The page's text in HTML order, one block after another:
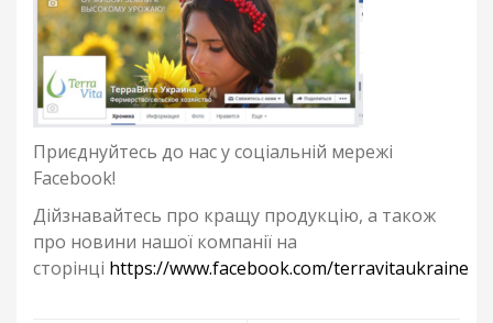
Приєднуйтесь до нас у соціальній мережі
Facebook!
Дійзнавайтесь про кращу продукцію, а також
про новини нашої компанії на
сторінці https://www.facebook.com/terravitaukraine